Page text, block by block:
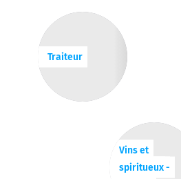
Traiteur
Vins et
spiritueux -